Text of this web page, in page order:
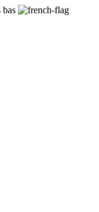
bas